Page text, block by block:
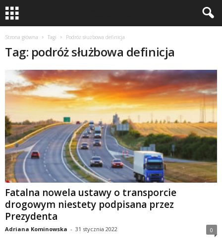
Strona główna Tagi Podróż służbowa definicja
Tag: podróż służbowa definicja
Fatalna nowela ustawy o transporcie
drogowym niestety podpisana przez
Prezydenta
Adriana Kominowska - 31 stycznia 2022 0